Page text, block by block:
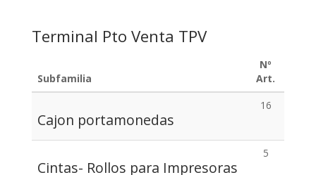
Terminal Pto Venta TPV
Subfamilia
Nº
Art.
Cajon portamonedas
16
Cintas- Rollos para Impresoras
5